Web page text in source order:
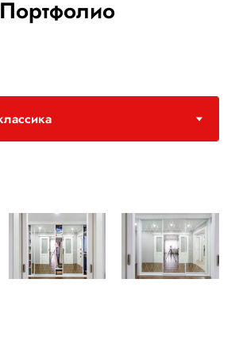
Портфолио